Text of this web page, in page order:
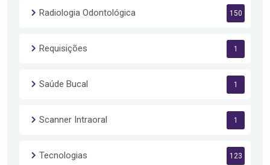
Radiologia Odontológica 150
Requisições 1
Saúde Bucal 1
Scanner Intraoral 1
Tecnologias 123